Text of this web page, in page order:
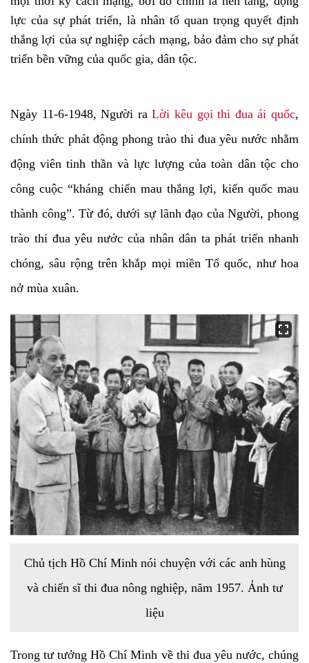
lực của sự phát triển, là nhân tố quan trọng quyết định
thắng lợi của sự nghiệp cách mạng, bảo đảm cho sự phát
triển bền vững của quốc gia, dân tộc.
Ngày 11-6-1948, Người raLời kêu gọi thi đua ái quốc,
chính thức phát động phong trào thi đua yêu nước nhằm
động viên tinh thần và lực lượng của toàn dân tộc cho
công cuộc “kháng chiến mau thắng lợi, kiến quốc mau
thành công”. Từ đó, dưới sự lãnh đạo của Người, phong
trào thi đua yêu nước của nhân dân ta phát triển nhanh
chóng, sâu rộng trên khắp mọi miền Tổ quốc, như hoa
nở mùa xuân.
Chủ tịch Hồ Chí Minh nói chuyện với các anh hùng
và chiến sĩ thi đua nông nghiệp, năm 1957. Ảnh tư
liệu
Trong tư tưởng Hồ Chí Minh về thi đua yêu nước, chúng